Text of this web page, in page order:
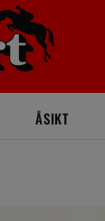
ÅSIKT